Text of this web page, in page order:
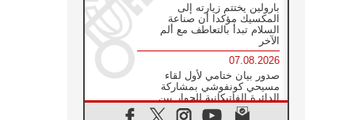
بارولين يختتم زيارته إلى
المكسيك مؤكدا أن صناعة
السلام تبدأ بالتعاطف مع ألم
الآخر
07.08.2026
صدور بيان ختامي لأول لقاء
مسيحي كونفوشي بمشاركة
الدائرة الفاتيكانية للحوار بين